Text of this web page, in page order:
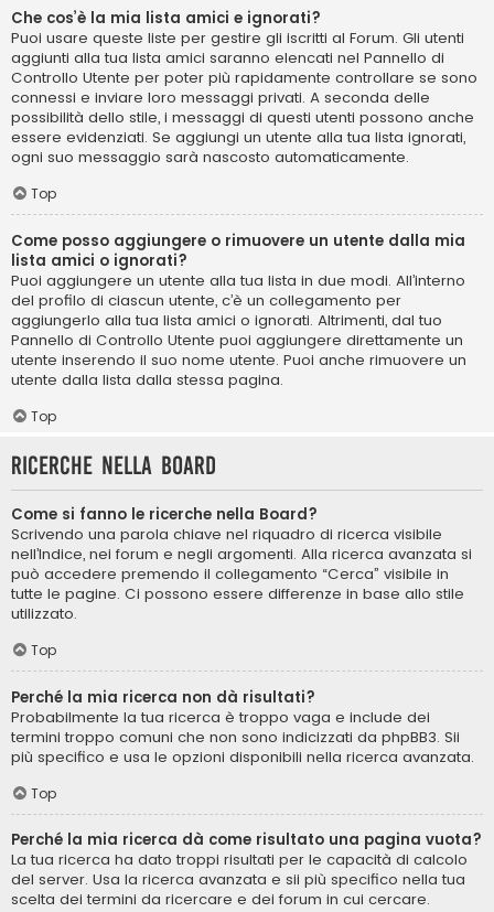
Che cos’è la mia lista amici e ignorati?
Puoi usare queste liste per gestire gli iscritti al Forum. Gli utenti
aggiunti alla tua lista amici saranno elencati nel Pannello di
Controllo Utente per poter più rapidamente controllare se sono
connessi e inviare loro messaggi privati. A seconda delle
possibilità dello stile, i messaggi di questi utenti possono anche
essere evidenziati. Se aggiungi un utente alla tua lista ignorati,
ogni suo messaggio sarà nascosto automaticamente.
Top
Come posso aggiungere o rimuovere un utente dalla mia
lista amici o ignorati?
Puoi aggiungere un utente alla tua lista in due modi. All’interno
del profilo di ciascun utente, c’è un collegamento per
aggiungerlo alla tua lista amici o ignorati. Altrimenti, dal tuo
Pannello di Controllo Utente puoi aggiungere direttamente un
utente inserendo il suo nome utente. Puoi anche rimuovere un
utente dalla lista dalla stessa pagina.
Top
Ricerche nella Board
Come si fanno le ricerche nella Board?
Scrivendo una parola chiave nel riquadro di ricerca visibile
nell’Indice, nei forum e negli argomenti. Alla ricerca avanzata si
può accedere premendo il collegamento “Cerca” visibile in
tutte le pagine. Ci possono essere differenze in base allo stile
utilizzato.
Top
Perché la mia ricerca non dà risultati?
Probabilmente la tua ricerca è troppo vaga e include dei
termini troppo comuni che non sono indicizzati da phpBB3. Sii
più specifico e usa le opzioni disponibili nella ricerca avanzata.
Top
Perché la mia ricerca dà come risultato una pagina vuota?
La tua ricerca ha dato troppi risultati per le capacità di calcolo
del server. Usa la ricerca avanzata e sii più specifico nella tua
scelta dei termini da ricercare e dei forum in cui cercare.